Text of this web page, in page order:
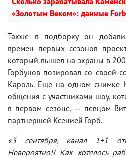
«Золотым Веком»: данные
Также в подборку он
времен первых сезонов
который вышел на экраны в
Горбунов позировал со своей
Кароль. Еще на одном снимке
общения с участниками шоу,
в первом сезоне, — певцом
партнершей Ксенией Горб.
«3 сентября, канал 1+1
Невероятно!! Как хотелось